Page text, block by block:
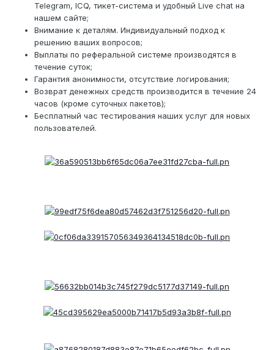
Telegram, ICQ, тикет-система и удобный Live chat на
нашем сайте;
Внимание к деталям. Индивидуальный подход к
решению ваших вопросов;
Выплаты по реферальной системе производятся в
течение суток;
Гарантия анонимности, отсутствие логирования;
Возврат денежных средств производится в течение 24
часов (кроме суточных пакетов);
Бесплатный час тестирования наших услуг для новых
пользователей.